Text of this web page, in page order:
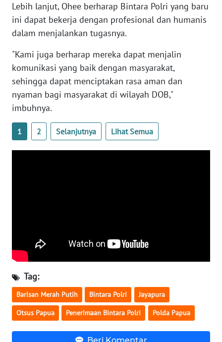
Lebih lanjut, Ohee berharap Bintara Polri yang baru
ini dapat bekerja dengan profesional dan humanis
dalam menjalankan tugasnya.
"Kami juga berharap mereka dapat menjalin
komunikasi yang baik dengan masyarakat,
sehingga dapat menciptakan rasa aman dan
nyaman bagi masyarakat di wilayah DOB,"
imbuhnya.
1 2 Selanjutnya Lihat Semua
Tag:
Barisan Merah Putih Bintara Polri Jayapura
Otsus Papua Penerimaan Bintara Polri Polda Papua
WN
JAMBI
WN
SULTRA
NTB
WN
SULTENG
SUMBAR
WN
SUMSEL
WN
BENGKULU